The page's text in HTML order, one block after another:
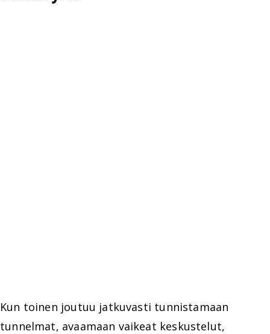
Kun toinen joutuu jatkuvasti tunnistamaan
tunnelmat, avaamaan vaikeat keskustelut,